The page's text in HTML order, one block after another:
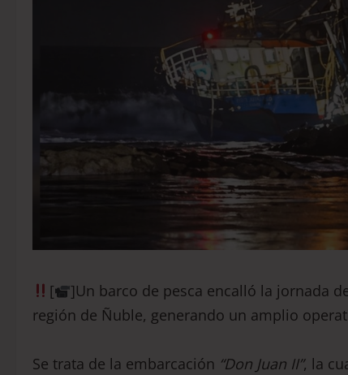
[
]Un barco de pesca encalló la jornada
región de Ñuble, generando un amplio
Se trata de la embarcación “Don Juan II”, la